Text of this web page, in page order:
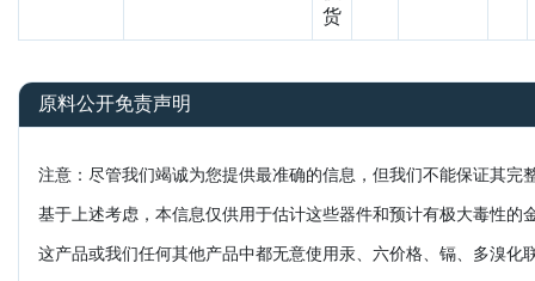
货
原料公开免责声明
注意：尽管我们竭诚为您提供最准确的信息，但我们不能保证其
基于上述考虑，本信息仅供用于估计这些器件和预计有极大毒性
这产品或我们任何其他产品中都无意使用汞、六价格、镉、多溴